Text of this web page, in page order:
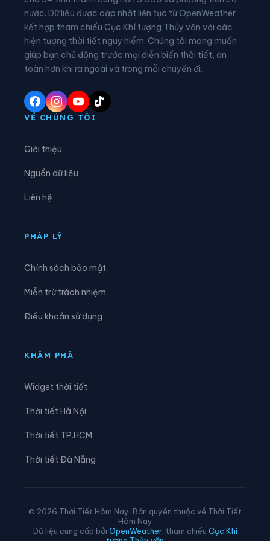
Xã Đại Đồng Xã Diên Hà
Xã Đoàn Đào Xã Đồng Bằng
Xã Đồng Châu Xã Đông Hưng
Xã Đông Quan
Xã Đông Thụy Anh
Xã Hưng Hà
Xã Minh Thọ
Xã Phạm Ngũ Lão
nước. Dữ liệu được cập nhật liên tục từ OpenWeather,
kết hợp tham chiếu Cục Khí tượng Thủy văn với các
hiện tượng thời tiết nguy hiểm. Chúng tôi mong muốn
giúp bạn chủ động trước mọi diễn biến thời tiết, an
toàn hơn khi ra ngoài và trong mỗi chuyến đi.
VỀ CHÚNG TÔI
Giới thiệu
Nguồn dữ liệu
Liên hệ
PHÁP LÝ
Chính sách bảo mật
Miễn trừ trách nhiệm
Điều khoản sử dụng
KHÁM PHÁ
Widget thời tiết
Thời tiết Hà Nội
Thời tiết TP.HCM
Thời tiết Đà Nẵng
© 2026 Thời Tiết Hôm Nay. Bản quyền thuộc về Thời Tiết
Hôm Nay
Dữ liệu cung cấp bởi OpenWeather, tham chiếu Cục Khí